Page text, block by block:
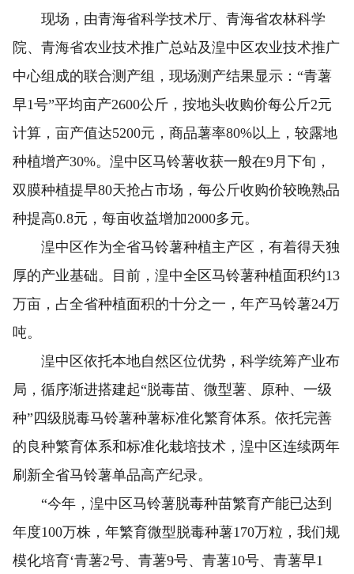
现场，由青海省科学技术厅、青海省农林科学
院、青海省农业技术推广总站及湟中区农业技术推广
中心组成的联合测产组，现场测产结果显示：“青薯
早1号”平均亩产2600公斤，按地头收购价每公斤2元
计算，亩产值达5200元，商品薯率80%以上，较露地
种植增产30%。湟中区马铃薯收获一般在9月下旬，
双膜种植提早80天抢占市场，每公斤收购价较晚熟品
种提高0.8元，每亩收益增加2000多元。
湟中区作为全省马铃薯种植主产区，有着得天独
厚的产业基础。目前，湟中全区马铃薯种植面积约13
万亩，占全省种植面积的十分之一，年产马铃薯24万
吨。
湟中区依托本地自然区位优势，科学统筹产业布
局，循序渐进搭建起“脱毒苗、微型薯、原种、一级
种”四级脱毒马铃薯种薯标准化繁育体系。依托完善
的良种繁育体系和标准化栽培技术，湟中区连续两年
刷新全省马铃薯单品高产纪录。
“今年，湟中区马铃薯脱毒种苗繁育产能已达到
年度100万株，年繁育微型脱毒种薯170万粒，我们规
模化培育‘青薯2号、青薯9号、青薯10号、青薯早1